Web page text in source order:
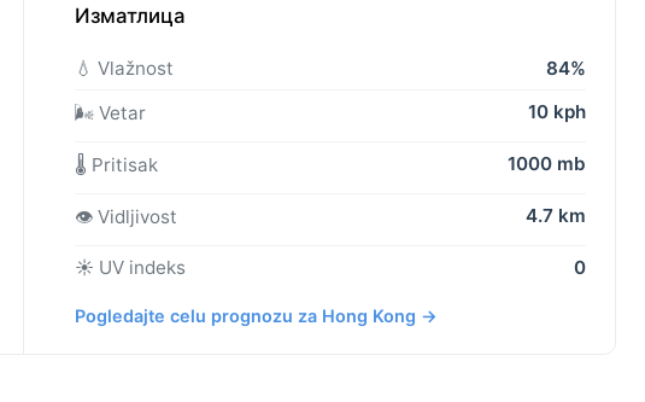
Изматлица
💧 Vlažnost
84%
🌬️ Vetar
10 kph
🌡️ Pritisak 1000 mb
👁️ Vidljivost 4.7 km
☀️ UV indeks 0
Pogledajte celu prognozu za Hong Kong →